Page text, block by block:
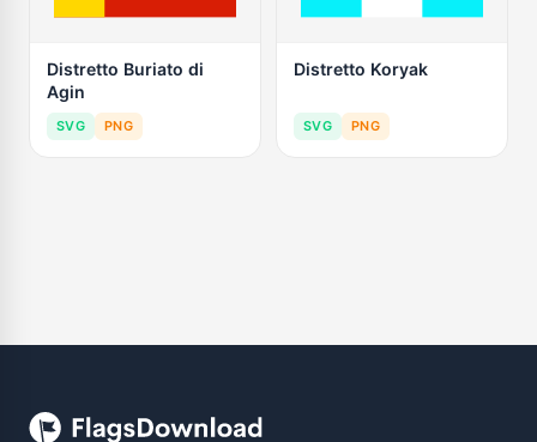
Distretto Buriato di
Agin
SVG PNG
Distretto Koryak
SVG PNG